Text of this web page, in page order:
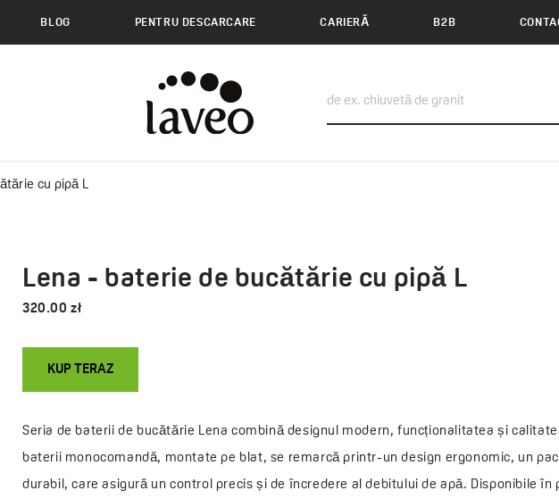
BLOG PENTRU DESCARCARE CARIERĂ B2B
cu pipă L
Lena - baterie de bucătărie cu pipă L
320.00 zł
KUP TERAZ
Seria de baterii de bucătărie Lena combină designul modern, funcționalitatea și
baterii monocomandă, montate pe blat, se remarcă printr-un design ergonomic, un
durabil, care asigură un control precis și de încredere al debitului de apă. Disponibile